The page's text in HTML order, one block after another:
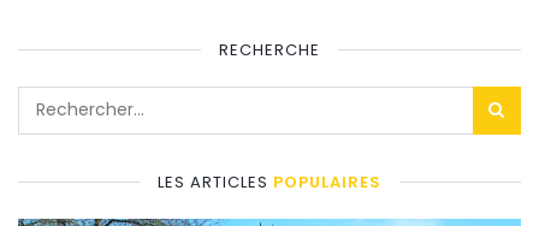
RECHERCHE
LES ARTICLES POPULAIRES